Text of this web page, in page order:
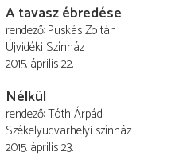
A tavasz ébredése
rendező Puskás Zoltán
Újvidéki Színház
2015. április 22.
Nélkül
rendező Tóth Árpád
Székelyudvarhelyi színház
2015. április 23.